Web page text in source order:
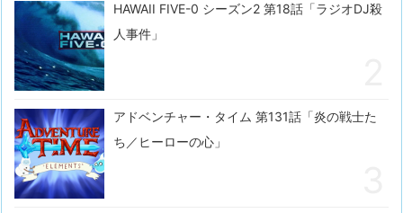
HAWAII FIVE-0 シーズン2 第18話「ラジオDJ殺
人事件」
アドベンチャー・タイム 第131話「炎の戦士た
ち／ヒーローの心」